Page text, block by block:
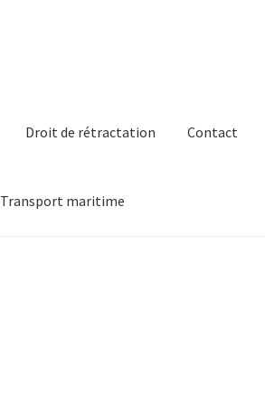
Droit de rétractation Contact
Transport maritime